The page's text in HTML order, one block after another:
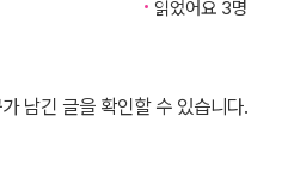
읽었어요 3명
남긴 글을 확인할 수 있습니다.